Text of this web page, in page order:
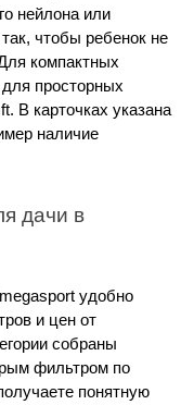
нейлона или
чтобы ребенок не
компактных
просторных
В карточках указана
наличие
дачи в
удобно
и цен от
собраны
фильтром по
понятную